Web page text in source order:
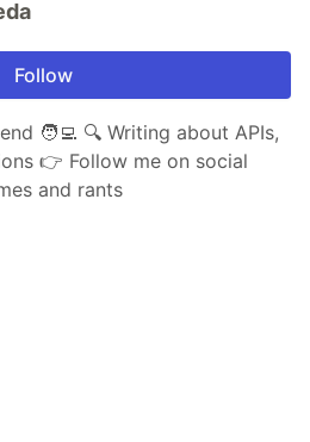
Follow
🧑‍💻 🔍 Writing about APIs,
👉 Follow me on social
and rants